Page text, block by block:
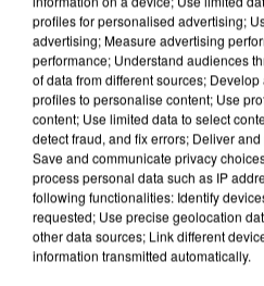
APRÈS TOUTES CES
DE FAUNE SAUVAGE
profiles for personalised advertising;
advertising; Measure advertising
performance; Understand audiences
of data from different sources;
profiles to personalise content; Use
content; Use limited data to select
detect fraud, and fix errors; Deliver
Save and communicate privacy
process personal data such as IP
following functionalities: Identify
requested; Use precise geolocation
other data sources; Link different
information transmitted automatically.